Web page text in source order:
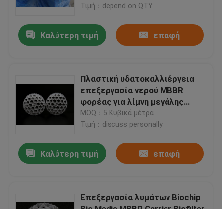
Ποιοτικός έλεγχος
Μας ελάτε σε επαφή με
ιστολόγιο
Ζητήστε ένα απόσπασμα
Βιο μέσα MBBR
Τιμή：depend on QTY
Καλύτερη τιμή επαφή
Πλαστική υδατοκαλλιέργεια
επεξεργασία νερού MBBR
φορέας για λίμνη μεγάλης
επιφάνειας
MOQ：5 Κυβικά μέτρα
Τιμή：discuss personally
Καλύτερη τιμή επαφή
Επεξεργασία λυμάτων Biochip